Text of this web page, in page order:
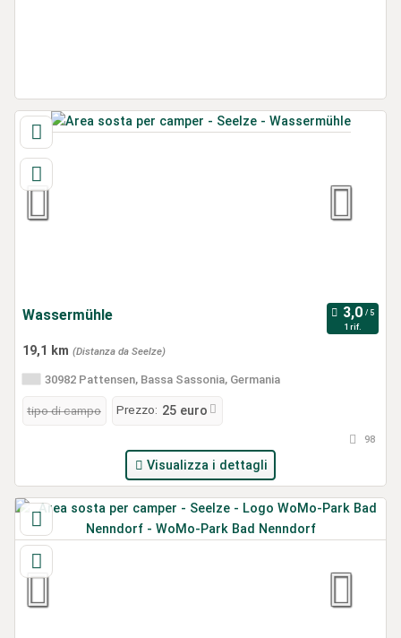
Wassermühle
1 rif.
19,1 km (Distanza da Seelze)
30982 Pattensen, Bassa Sassonia, Germania
tipo di campo Prezzo: 25 euro
98
Visualizza i dettagli